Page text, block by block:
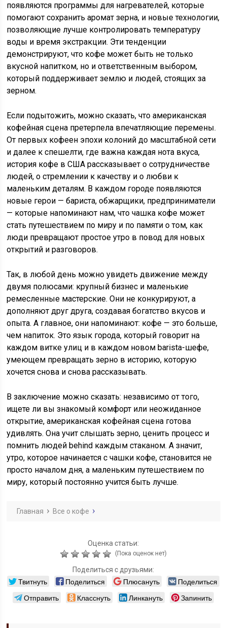
появляются программы для нагревателей, которые
помогают сохранить аромат зерна, и новые технологии,
позволяющие лучше контролировать температуру
воды и время экстракции. Эти тенденции
демонстрируют, что кофе может быть не только
вкусной напитком, но и ответственным выбором,
который поддерживает землю и людей, стоящих за
зерном.
Если подытожить, можно сказать, что американская
кофейная сцена претерпела впечатляющие перемены.
От первых кофеен эпохи колоний до масштабной сети
и далее к спешелти, где важна каждая нота вкуса,
история кофе в США рассказывает о сотрудничестве
людей, о стремлении к качеству и о любви к
маленьким деталям. В каждом городе появляются
новые герои — бариста, обжарщики, предприниматели
— которые напоминают нам, что чашка кофе может
стать путешествием по миру и по памяти о том, как
люди превращают простое утро в повод для новых
открытий и разговоров.
Так, в любой день можно увидеть движение между
двумя полюсами: крупный бизнес и маленькие
ремесленные мастерские. Они не конкурируют, а
дополняют друг друга, создавая богатство вкусов и
опыта. А главное, они напоминают: кофе — это больше,
чем напиток. Это язык города, который говорит на
каждом витке улиц и в каждом новом barista-шефе,
умеющем превращать зерно в историю, которую
хочется снова и снова рассказывать.
В заключение можно сказать: независимо от того,
ищете ли вы знакомый комфорт или неожиданное
открытие, американская кофейная сцена готова
удивлять. Она учит слышать зерно, ценить процесс и
помнить людей behind каждым стаканом. А значит,
утро, которое начинается с чашки кофе, становится не
просто началом дня, а маленьким путешествием по
миру, который постоянно учится быть лучше.
Главная Все о кофе
Оценка статьи:
(Пока оценок нет)
Поделиться с друзьями:
Твитнуть Поделиться Плюсануть
Поделиться
Отправить
Класснуть Линкануть Запинить